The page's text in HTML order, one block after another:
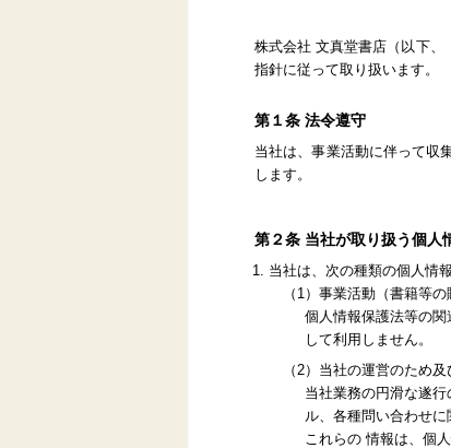
株式会社 文真堂書店（以下、
指針に従って取り扱います。
第１条 法令遵守
当社は、事業活動に伴って収
します。
第２条 当社が取り扱う個人
当社は、次の種類の個人情
（1）事業活動（書籍等
個人情報保護法等の
して利用しません。
（2）当社の運営のため
当社業務の円滑な遂
ル、各種問い合わせ
これらの 情報は、個